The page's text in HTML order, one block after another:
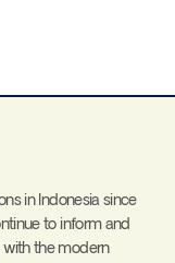
in Indonesia since
to inform and
the modern